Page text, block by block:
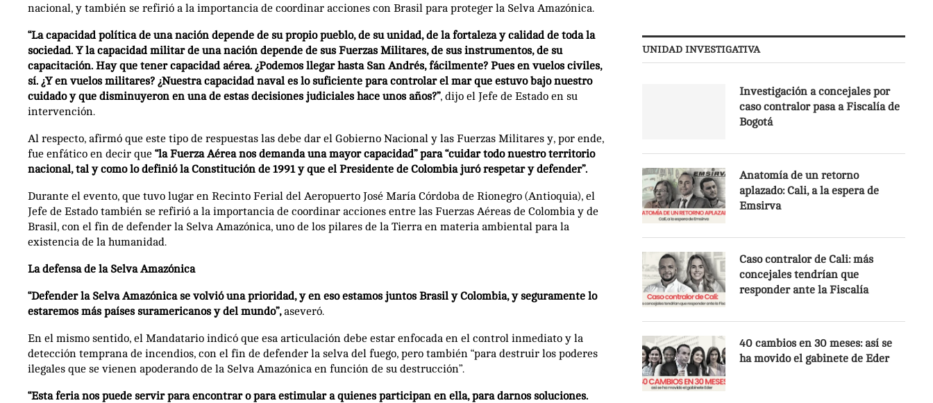
nacional, y también se refirió a la importancia de coordinar acciones con Brasil para proteger la Selva Amazónica.
“La capacidad política de una nación depende de su propio pueblo, de su unidad, de la fortaleza y calidad de toda la
sociedad. Y la capacidad militar de una nación depende de sus Fuerzas Militares, de sus instrumentos, de su
capacitación. Hay que tener capacidad aérea. ¿Podemos llegar hasta San Andrés, fácilmente? Pues en vuelos civiles,
sí. ¿Y en vuelos militares? ¿Nuestra capacidad naval es lo suficiente para controlar el mar que estuvo bajo nuestro
cuidado y que disminuyeron en una de estas decisiones judiciales hace unos años?”, dijo el Jefe de Estado en su
intervención.
Al respecto, afirmó que este tipo de respuestas las debe dar el Gobierno Nacional y las Fuerzas Militares y, por ende,
fue enfático en decir que “la Fuerza Aérea nos demanda una mayor capacidad” para “cuidar todo nuestro territorio
nacional, tal y como lo definió la Constitución de 1991 y que el Presidente de Colombia juró respetar y defender”.
Durante el evento, que tuvo lugar en Recinto Ferial del Aeropuerto José María Córdoba de Rionegro (Antioquia), el
Jefe de Estado también se refirió a la importancia de coordinar acciones entre las Fuerzas Aéreas de Colombia y de
Brasil, con el fin de defender la Selva Amazónica, uno de los pilares de la Tierra en materia ambiental para la
existencia de la humanidad.
La defensa de la Selva Amazónica
“Defender la Selva Amazónica se volvió una prioridad, y en eso estamos juntos Brasil y Colombia, y seguramente lo
estaremos más países suramericanos y del mundo”,aseveró.
En el mismo sentido, el Mandatario indicó que esa articulación debe estar enfocada en el control inmediato y la
detección temprana de incendios, con el fin de defender la selva del fuego, pero también “para destruir los poderes
ilegales que se vienen apoderando de la Selva Amazónica en función de su destrucción”.
“Esta feria nos puede servir para encontrar o para estimular a quienes participan en ella, para darnos soluciones.
UNIDAD INVESTIGATIVA
Investigación a concejales por
caso contralor pasa a Fiscalía de
Bogotá
Anatomía de un retorno
aplazado: Cali, a la espera de
Emsirva
Caso contralor de Cali: más
concejales tendrían que
responder ante la Fiscalía
40 cambios en 30 meses: así se
ha movido el gabinete de Eder